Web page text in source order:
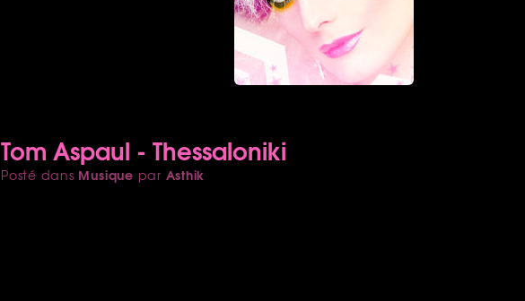
Tom Aspaul - Thessaloniki
Posté dans Musique par Asthik